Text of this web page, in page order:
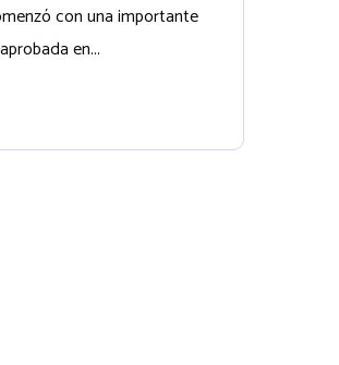
con una importante
en...